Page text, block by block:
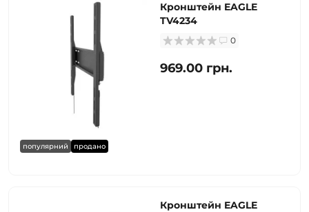
популярний продано
Кронштейн EAGLE
TV4234
0
969.00 грн.
Кронштейн EAGLE